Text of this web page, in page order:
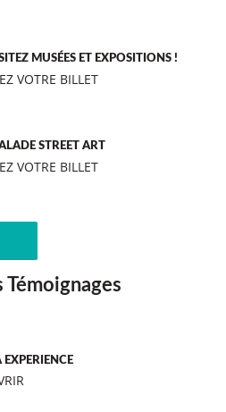
MUSÉES ET EXPOSITIONS !
VOTRE BILLET
STREET ART
VOTRE BILLET
Témoignages
EXPERIENCE